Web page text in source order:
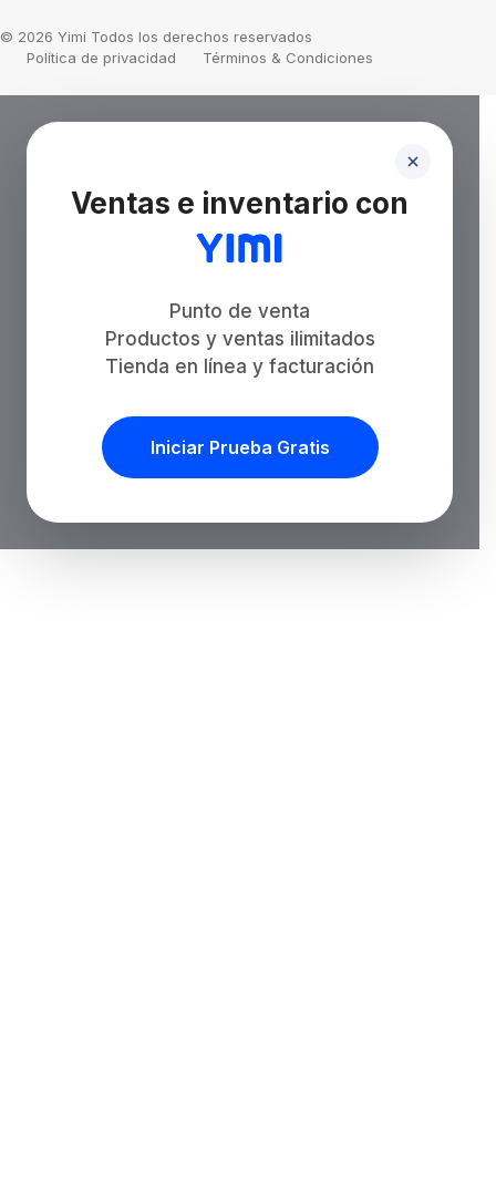
© 2026 Yimi Todos los derechos reservados
Política de privacidad
Términos & Condiciones
Ventas e inventario con
Punto de venta
Productos y ventas ilimitados
Tienda en línea y facturación
Iniciar Prueba Gratis